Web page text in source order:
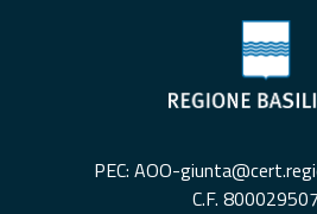
PEC: AOO-
C.F.